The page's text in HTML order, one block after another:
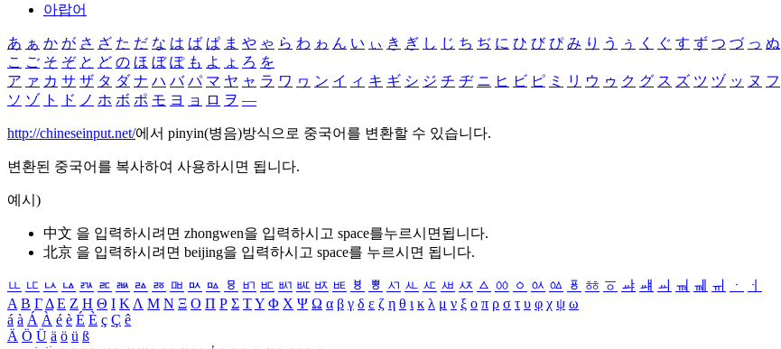
아랍어
あ ぁ か が さ ざ た だ な は ば ぱ ま や ゃ ら わ ゎ ん い ぃ き ぎ し じ ち ぢ に ひ び ぴ み り う ぅ く ぐ す ず つ づ っ ぬ
こ ご そ ぞ と ど の ほ ぼ ぽ も よ ょ ろ を
ア ァ カ サ ザ タ ダ ナ ハ バ パ マ ヤ ャ ラ ワ ヮ ン イ ィ キ ギ シ ジ チ ヂ ニ ヒ ビ ピ ミ リ ウ ゥ ク グ ス ズ ツ ヅ ッ ヌ フ
ソ ゾ ト ド ノ ホ ボ ポ モ ヨ ョ ロ ヲ ―
http://chineseinput.net/에서 pinyin(병음)방식으로 중국어를 변환할 수 있습니다.
변환된 중국어를 복사하여 사용하시면 됩니다.
예시)
中文 을 입력하시려면 zhongwen을 입력하시고 space를누르시면됩니다.
北京 을 입력하시려면 beijing을 입력하시고 space를 누르시면 됩니다.
ㅥ ㅦ ㅧ ㅨ ㅩ ㅪ ㅫ ㅬ ㅭ ㅮ ㅯ ㅰ ㅱ ㅲ ㅳ ㅴ ㅵ ㅶ ㅷ ㅸ ㅹ ㅺ ㅻ ㅼ ㅽ ㅾ ㅿ ㆀ ㆁ ㆂ ㆃ ㆄ ㆅ ㆆ ㆇ ㆈ ㆉ ㆊ ㆋ ㆌ ㆍ
ㆎ
Α Β ΓΔ Ε Ζ Η Θ Ι ΚΛ Μ Ν Ξ Ο Π Ρ Σ ΤΥ Φ Χ Ψ Ω α β γ δ ε ζ η θ ι κ λ μ ν ξ ο π ρ σ τ υ φ χ ψ ω
á à Á À é è É È ç Ç ê
Ä Ö Ü ä ö ü ß